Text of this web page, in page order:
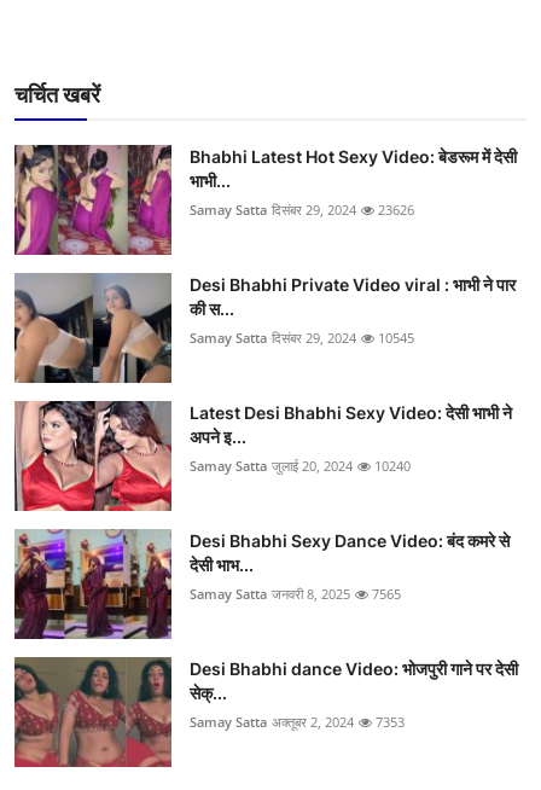
चर्चित खबरें
Bhabhi Latest Hot Sexy Video: बेडरूम में देसी
भाभी...
Samay Satta दिसंबर 29, 2024 23626
Desi Bhabhi Private Video viral : भाभी ने पार
की स...
Samay Satta दिसंबर 29, 2024 10545
Latest Desi Bhabhi Sexy Video: देसी भाभी ने
अपने इ...
Samay Satta जुलाई 20, 2024 10240
Desi Bhabhi Sexy Dance Video: बंद कमरे से
देसी भाभ...
Samay Satta जनवरी 8, 2025 7565
Desi Bhabhi dance Video: भोजपुरी गाने पर देसी
सेक्...
Samay Satta अक्तूबर 2, 2024 7353